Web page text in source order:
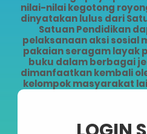
nilai-nilai kegotong
dinyatakan lulus dari
Satuan Pendidikan
pelaksanaan aksi sosial
pakaian seragam layak
buku dalam berbagai
dimanfaatkan kembali
kelompok masyarakat